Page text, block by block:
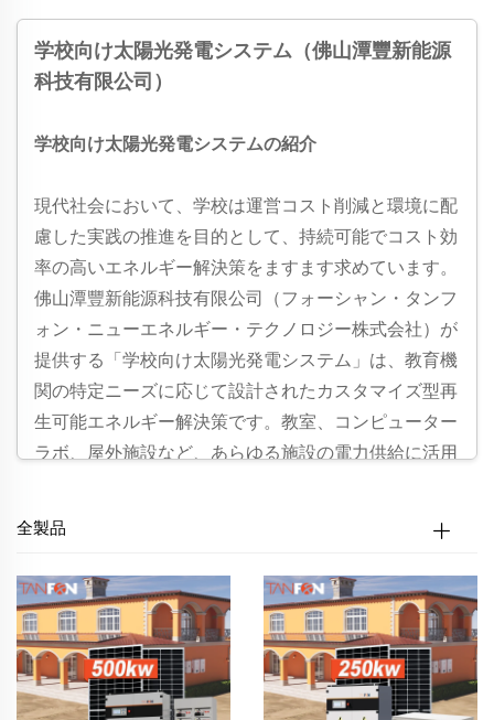
学校向け太陽光発電システム（佛山潭豐新能源
科技有限公司）
学校向け太陽光発電システムの紹介
現代社会において、学校は運営コスト削減と環境に配
慮した実践の推進を目的として、持続可能でコスト効
率の高いエネルギー解決策をますます求めています。
佛山潭豐新能源科技有限公司（フォーシャン・タンフ
ォン・ニューエネルギー・テクノロジー株式会社）が
提供する「学校向け太陽光発電システム」は、教育機
関の特定ニーズに応じて設計されたカスタマイズ型再
生可能エネルギー解決策です。教室、コンピューター
ラボ、屋外施設など、あらゆる施設の電力供給に活用
学校向け太陽光発電システムは、学校が従来の送配電
網への依存度を低下させ、電気料金を削減し、よりグ
リーンな環境への貢献を実現するという、他に類を見
ない機会を提供します。太陽光エネルギーを導入する
ことで、教育機関は生徒および教職員にとってより持
全製品